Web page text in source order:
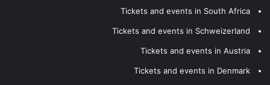
Tickets and events in South Africa
Tickets and events in Schweizerland
Tickets and events in Austria
Tickets and events in Denmark